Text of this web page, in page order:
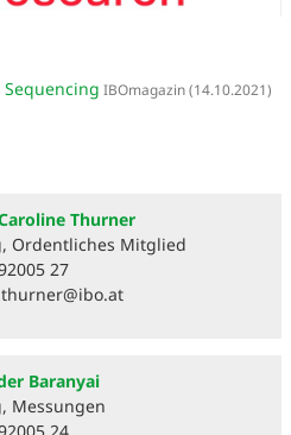
IBOmagazin(14.10.2021)
Thurner
Ordentliches Mitglied
27
Baranyai
Messungen